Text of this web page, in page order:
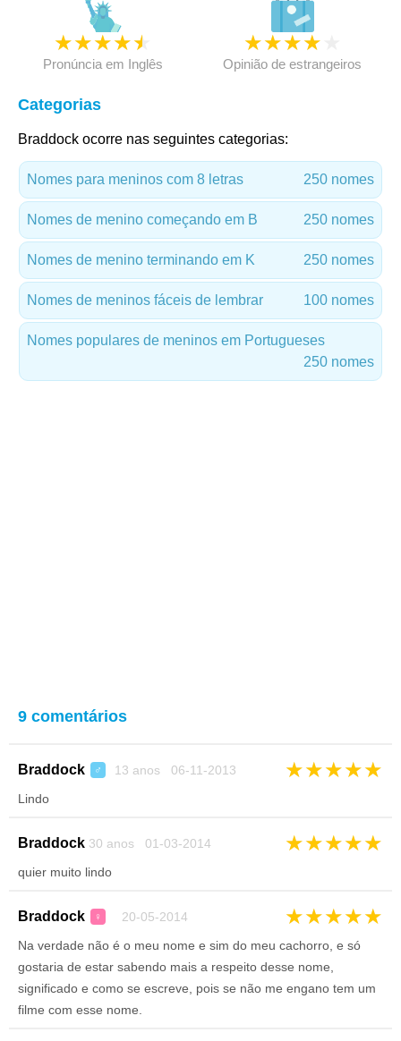
★★★★★
Pronúncia em Inglês
★★★★
Opinião de estrangeiros
Categorias
Braddock ocorre nas seguintes categorias:
Nomes para meninos com 8 letras 250 nomes
Nomes de menino começando em B 250 nomes
Nomes de menino terminando em K 250 nomes
Nomes de meninos fáceis de lembrar 100 nomes
Nomes populares de meninos em Portugueses
250 nomes
9 comentários
Braddock ♂ 13 anos 06-11-2013 ★★★★★
Lindo
Braddock 30 anos 01-03-2014 ★★★★★
quier muito lindo
Braddock ♀ 20-05-2014 ★★★★★
Na verdade não é o meu nome e sim do meu cachorro, e só
gostaria de estar sabendo mais a respeito desse nome,
significado e como se escreve, pois se não me engano tem um
filme com esse nome.